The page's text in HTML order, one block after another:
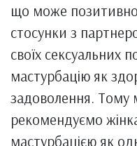
що може позитивно
стосунки з
своїх сексуальних
мастурбацію як
задоволення. Тому
рекомендуємо
мастурбацією як